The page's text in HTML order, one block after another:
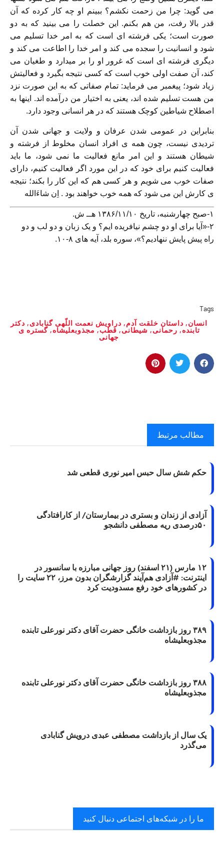
می گوید: چرا من زحمت نکشم؟ ببینم او چه کار کرده که آن
قدر بالا رفت، من هم بکنم. این خصلت را می بینید که به دو
صورت است؛ یکی فرشته ای است که به امر خدا تسلیم می
شود و انسانیت را سجده می کند و امر خدا را اطاعت می کند و
دیگری فرشته ای است که غرور او را بر میدارد و طغیان می
کند، آن صفت اولی خوب است که کسی نتیجه بگیرد و فعالیتش
زیاد شود؛ پیغمبر می فرماید: تمام صفاتی که به این صورت نزد
من هست تسلیم شده اند، یعنی به اختیار من درآمده اند. اینها به
اصطلاح شیاطین کوچک هستند که در هر انسانی وجود دارد.
بنابراین در عمومی شدن عرفان و ولایت و جهانی شدن آن
تردیدی نیست، چون همه ی افراد انسان مخلوط از فرشته و
شیطان هستند و این امر مانع فعالیت ما نمی شود، ما باید
فعالیت کنیم برای خود که در این مورد اگر فعالیت کنیم، دارای
صفات خوب می شویم و هر کسی هم که این کار را بکند؛ نتیجه
ی کارش این می شود که همه خوب خواهند بود . اِن شاءَالله
۱-صبح چهارشنبه، تاریخ ۱۳۸۶/۱۱/۱۰ هــ ش.
۲-«آیا برای او دو چشم نیافریده ایم؟ و یک زبان و دو لب و دو
راه پیش پایش ننهادیم؟»، سوره بلد، آیه های ۸-۱۰.
Tags
انسان, داستان خلقت آدم, دراویش نعمت اللّهی گنابادی, دکتر
تابنده, رحمانی, شیطانی, قطب, مجذوبعلیشاه,گستره ی
جهانی
مطالب مرتبط
حکم شش سال حبس امیر نوری قطعی شد
آزادی از زندان و بستری در بیمارستان/ از کارافتادگی
۵۰درصدی ریه مصطفی دانشجو
۱۲ مارس (۲۱ اسفند) روز جهانی مبارزه با سانسور در
اینترنت: #آزادی هم‌آیند گزارشگران‌ بدون مرز، ۲۲ سایت را
در کشورهای خود رفع مسدودیت کرد
۳۸۹ روز بازداشت خانگی حضرت آقای دکتر نورعلی تابنده
مجذوبعلیشاه
۳۸۸ روز بازداشت خانگی حضرت آقای دکتر نورعلی تابنده
مجذوبعلیشاه
یک سال از بازداشت مصطفی عبدی درویش گنابادی
می‌گذرد
ما را در شبکه‌های اجتماعی دنبال کنید